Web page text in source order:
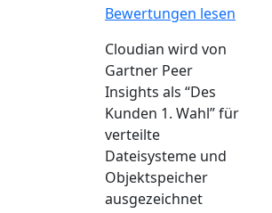
Bewertungen lesen
Cloudian wird von
Gartner Peer
Insights als “Des
Kunden 1. Wahl” für
verteilte
Dateisysteme und
Objektspeicher
ausgezeichnet